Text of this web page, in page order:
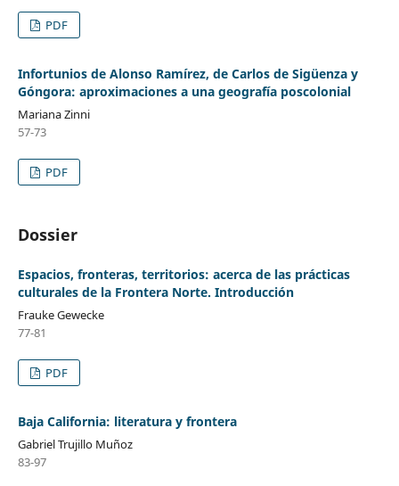
PDF
Infortunios de Alonso Ramírez, de Carlos de Sigüenza y
Góngora: aproximaciones a una geografía poscolonial
Mariana Zinni
57-73
PDF
Dossier
Espacios, fronteras, territorios: acerca de las prácticas
culturales de la Frontera Norte. Introducción
Frauke Gewecke
77-81
PDF
Baja California: literatura y frontera
Gabriel Trujillo Muñoz
83-97